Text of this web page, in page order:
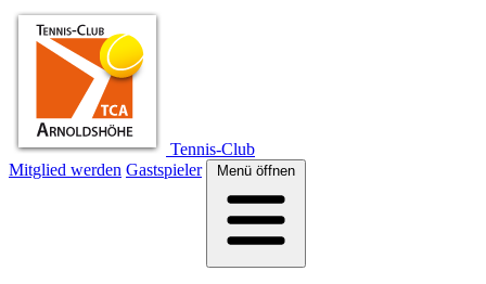
Tennis-Club
Mitglied werden Gastspieler Menü öffnen